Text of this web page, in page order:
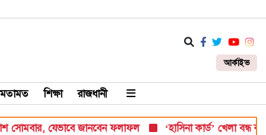
আর্কাইভ
মতামত শিক্ষা রাজধানী
যেভাবে জানবেন ফলাফল ‘হাসিনা কার্ড’ খেলা বন্ধ করতে